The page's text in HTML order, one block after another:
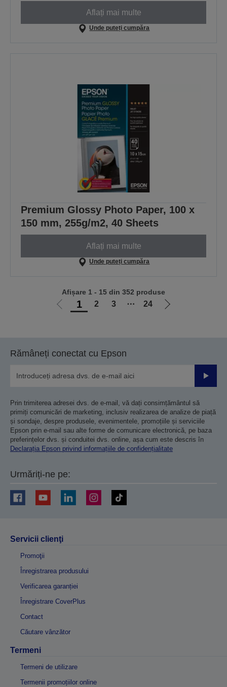
Aflați mai multe
Unde puteți cumpăra
Premium Glossy Photo Paper, 100 x
150 mm, 255g/m2, 40 Sheets
Aflați mai multe
Unde puteți cumpăra
Mergi
1 2 3 ⋯ 24
Mergi
Afișare 1 - 15 din 352 produse
Rămâneți conectat cu Epson
Prin trimiterea adresei dvs. de e-mail, vă dați consimțământul să
primiți comunicări de marketing, inclusiv realizarea de analize de piață
și sondaje, despre produsele, evenimentele, promoțiile și serviciile
Epson prin e-mail sau alte forme de comunicare electronică, pe baza
preferințelor dvs. și conduitei dvs. online, așa cum este descris în
Declarația Epson privind informațiile de confidențialitate
Urmăriți-ne pe:
Servicii clienţi
Promoţii
Înregistrarea produsului
Verificarea garanției
Înregistrare CoverPlus
Contact
Căutare vânzător
Termeni
Termeni de utilizare
Termenii promoțiilor online